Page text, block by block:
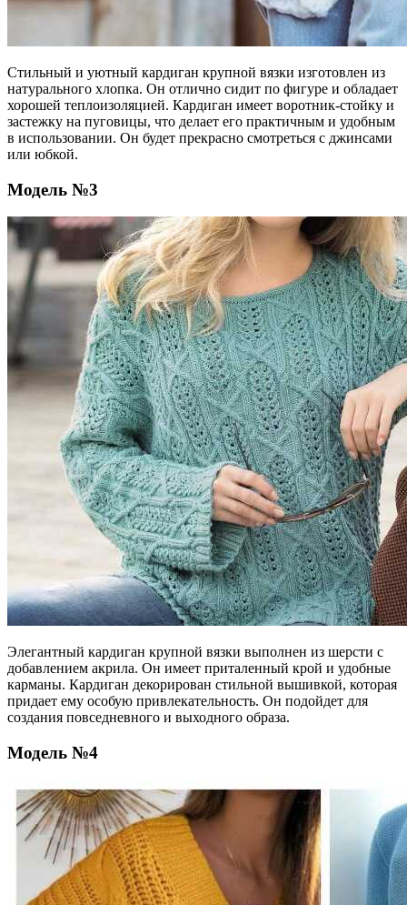
Стильный и уютный кардиган крупной вязки изготовлен из
натурального хлопка. Он отлично сидит по фигуре и обладает
хорошей теплоизоляцией. Кардиган имеет воротник-стойку и
застежку на пуговицы, что делает его практичным и удобным
в использовании. Он будет прекрасно смотреться с джинсами
или юбкой.
Модель №3
Элегантный кардиган крупной вязки выполнен из шерсти с
добавлением акрила. Он имеет приталенный крой и удобные
карманы. Кардиган декорирован стильной вышивкой, которая
придает ему особую привлекательность. Он подойдет для
создания повседневного и выходного образа.
Модель №4